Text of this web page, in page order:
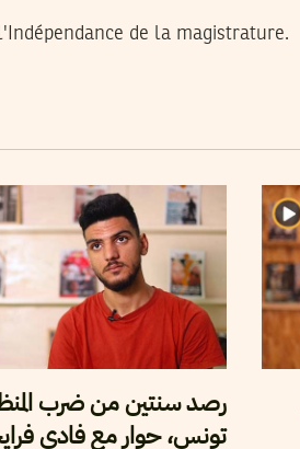
de la magistrature.
رصد سنتين من ضرب
تونس، حوار مع فادي